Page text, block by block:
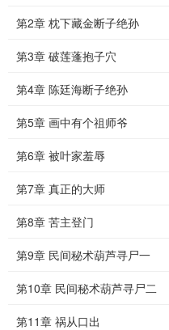
第2章 枕下藏金断子绝孙
第3章 破莲蓬抱子穴
第4章 陈廷海断子绝孙
第5章 画中有个祖师爷
第6章 被叶家羞辱
第7章 真正的大师
第8章 苦主登门
第9章 民间秘术葫芦寻尸一
第10章 民间秘术葫芦寻尸二
第11章 祸从口出